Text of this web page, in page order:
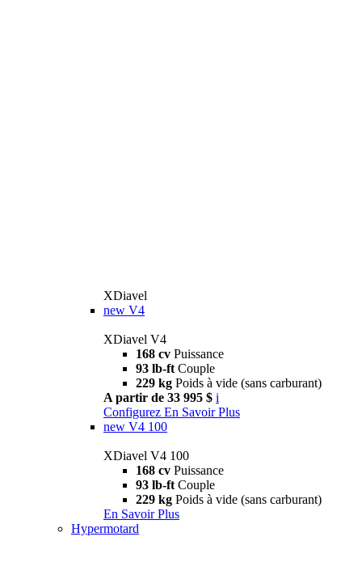
XDiavel
new V4
XDiavel V4
168 cv Puissance
93 lb-ft Couple
229 kg Poids à vide (sans carburant)
A partir de 33 995 $ i
Configurez En Savoir Plus
new V4 100
XDiavel V4 100
168 cv Puissance
93 lb-ft Couple
229 kg Poids à vide (sans carburant)
En Savoir Plus
Hypermotard